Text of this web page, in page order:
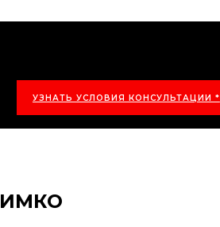
УЗНАТЬ УСЛОВИЯ КОНСУЛЬТАЦИИ *